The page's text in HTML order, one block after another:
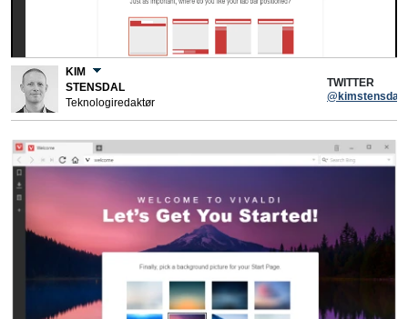
KIM
STENSDAL
Teknologiredaktør
TWITTER
@kimstensdal